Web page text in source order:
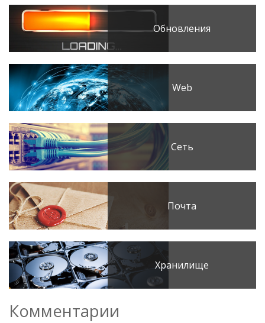
Обновления
Web
Сеть
Почта
Хранилище
Комментарии